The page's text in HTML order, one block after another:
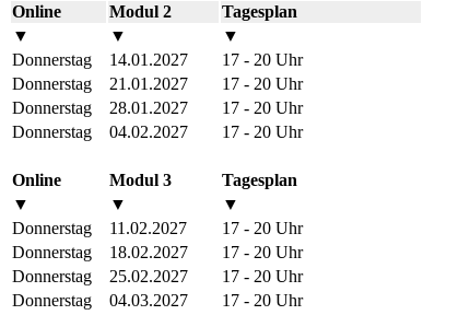
Online Modul 2
Tagesplan
▼
▼
▼
Donnerstag
14.01.2027
17 - 20 Uhr
Donnerstag
21.01.2027
17 - 20 Uhr
Donnerstag
28.01.2027
17 - 20 Uhr
Donnerstag
04.02.2027 17 - 20 Uhr
Online Modul 3
Tagesplan
▼
▼
▼
Donnerstag
11.02.2027
17 - 20 Uhr
Donnerstag
18.02.2027
17 - 20 Uhr
Donnerstag
25.02.2027
17 - 20 Uhr
Donnerstag
04.03.2027 17 - 20 Uhr